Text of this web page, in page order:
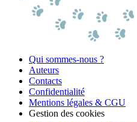
Qui sommes-nous ?
Auteurs
Contacts
Confidentialité
Mentions légales & CGU
Gestion des cookies